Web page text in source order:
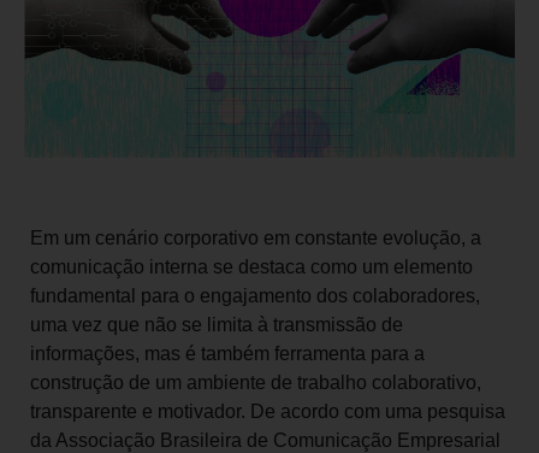
Em um cenário corporativo em constante evolução, a
comunicação interna se destaca como um elemento
fundamental para o engajamento dos colaboradores,
uma vez que não se limita à transmissão de
informações, mas é também ferramenta para a
construção de um ambiente de trabalho colaborativo,
transparente e motivador. De acordo com uma pesquisa
da Associação Brasileira de Comunicação Empresarial